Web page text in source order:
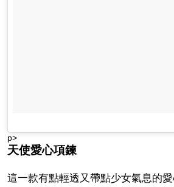
p>
天使愛心項鍊
這一款有點輕透又帶點少女氣息的